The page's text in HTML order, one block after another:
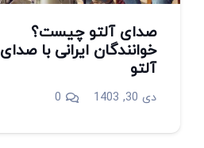
صدای آلتو چیست؟
خوانندگان ایرانی با صدای
آلتو
دی 30, 1403 0